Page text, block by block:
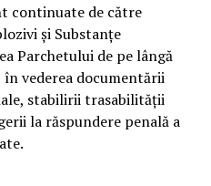
continuate de către
și Substanțe
Parchetului de pe lângă
vederea documentării
stabilirii trasabilității
la răspundere penală a